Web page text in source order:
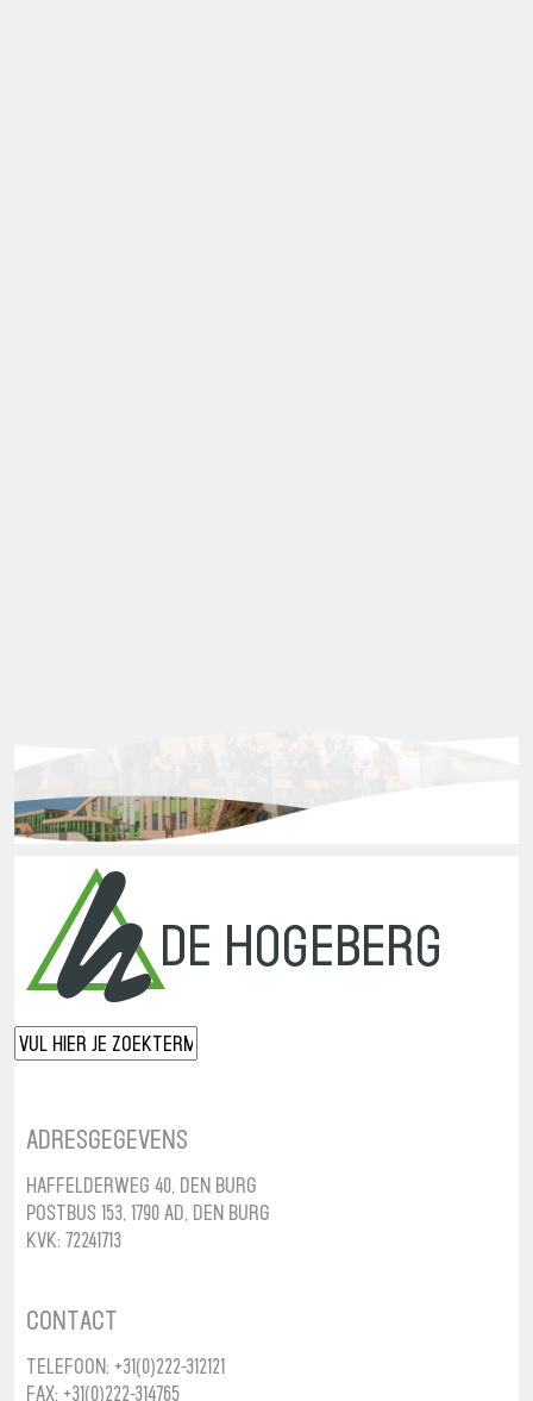
Adresgegevens
Haffelderweg 40, Den Burg
Postbus 153, 1790 AD, Den Burg
KvK: 72241713
Contact
Telefoon: +31(0)222-312121
Fax: +31(0)222-314765